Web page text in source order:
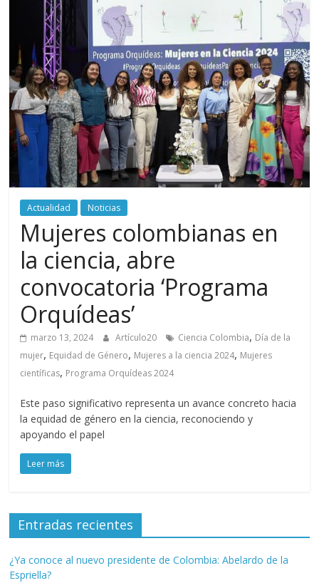
periodismo
del
Politécnico
Grancolombiano
Actualidad Noticias
Mujeres colombianas en
la ciencia, abre
convocatoria ‘Programa
Orquídeas’
marzo 13, 2024 Artículo20 Ciencia Colombia, Día de la
mujer, Equidad de Género, Mujeres a la ciencia 2024, Mujeres
científicas, Programa Orquídeas 2024
Este paso significativo representa un avance concreto hacia
la equidad de género en la ciencia, reconociendo y
apoyando el papel
Leer más
Entradas recientes
¿Ya conoce al nuevo presidente de Colombia: Abelardo de la
Espriella?